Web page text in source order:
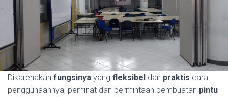
Dikarenakan fungsinya yang fleksibel dan praktis cara
penggunaannya, peminat dan permintaan pembuatan pintu